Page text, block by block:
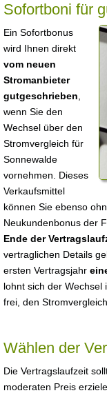
Sofortboni für
Ein Sofortbonus
wird Ihnen direkt
vom neuen
Stromanbieter
gutgeschrieben
wenn Sie den
Wechsel über den
Stromvergleich für
Sonnewalde
vornehmen. Dieses
Verkaufsmittel
können Sie ebenso
Neukundenbonus der
Ende der
vertraglichen Details
ersten Vertragsjahr
lohnt sich der Wechsel
frei, den
Wählen der
Die Vertragslaufzeit
moderaten Preis